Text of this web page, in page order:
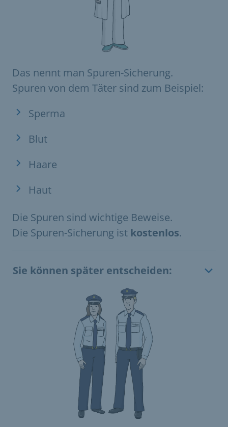
Das nennt man Spuren-Sicherung.
Spuren von dem Täter sind zum Beispiel:
Sperma
Blut
Haare
Haut
Die Spuren sind wichtige Beweise.
Die Spuren-Sicherung ist kostenlos.
Sie können später entscheiden: